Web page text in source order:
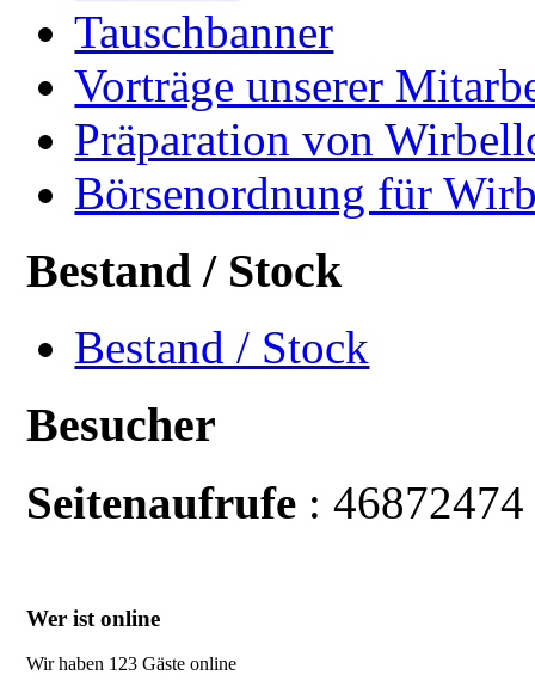
Tauschbanner
Vorträge unserer
Präparation von
Börsenordnung für
Bestand / Stock
Bestand / Stock
Besucher
Seitenaufrufe : 46872474
Wer ist online
Wir haben 123 Gäste online